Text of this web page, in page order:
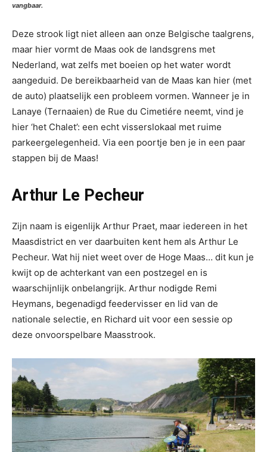
vangbaar.
Deze strook ligt niet alleen aan onze Belgische taalgrens,
maar hier vormt de Maas ook de landsgrens met
Nederland, wat zelfs met boeien op het water wordt
aangeduid. De bereikbaarheid van de Maas kan hier (met
de auto) plaatselijk een probleem vormen. Wanneer je in
Lanaye (Ternaaien) de Rue du Cimetiére neemt, vind je
hier ‘het Chalet’: een echt visserslokaal met ruime
parkeergelegenheid. Via een poortje ben je in een paar
stappen bij de Maas!
Arthur Le Pecheur
Zijn naam is eigenlijk Arthur Praet, maar iedereen in het
Maasdistrict en ver daarbuiten kent hem als Arthur Le
Pecheur. Wat hij niet weet over de Hoge Maas… dit kun je
kwijt op de achterkant van een postzegel en is
waarschijnlijk onbelangrijk. Arthur nodigde Remi
Heymans, begenadigd feedervisser en lid van de
nationale selectie, en Richard uit voor een sessie op
deze onvoorspelbare Maasstrook.